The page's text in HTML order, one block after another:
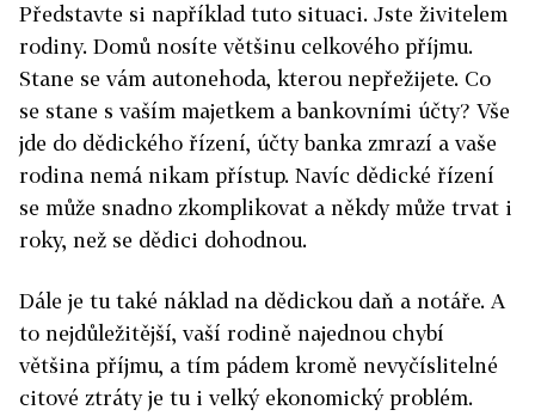
Představte si například tuto situaci. Jste živitelem
rodiny. Domů nosíte většinu celkového příjmu.
Stane se vám autonehoda, kterou nepřežijete. Co
se stane s vaším majetkem a bankovními účty? Vše
jde do dědického řízení, účty banka zmrazí a vaše
rodina nemá nikam přístup. Navíc dědické řízení
se může snadno zkomplikovat a někdy může trvat i
roky, než se dědici dohodnou.
Dále je tu také náklad na dědickou daň a notáře. A
to nejdůležitější, vaší rodině najednou chybí
většina příjmu, a tím pádem kromě nevyčíslitelné
citové ztráty je tu i velký ekonomický problém.